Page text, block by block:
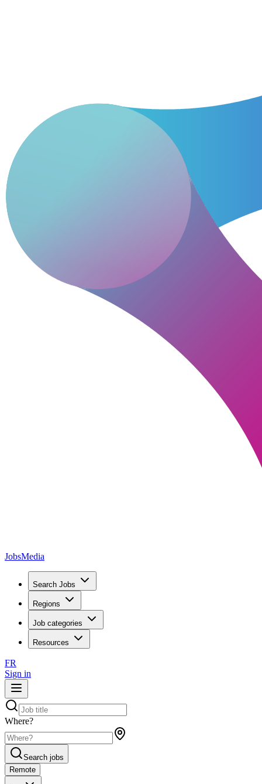
JobsMedia
Search Jobs
Regions
Job categories
Resources
FR
Sign in
Where?
Search jobs
Remote